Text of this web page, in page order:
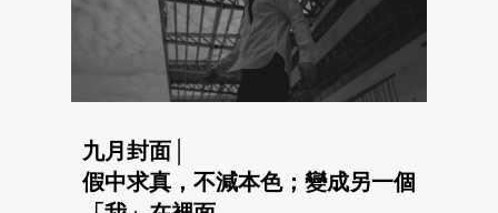
九月封面│
假中求真，不減本色；變成另一個